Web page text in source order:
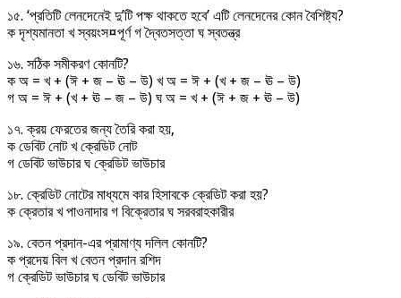
১৫. ‘প্রতিটি লেনদেনেই দু’টি পক্ষ থাকতে হবে’ এটি লেনদেনের কোন বৈশিষ্ট্য?
ক দৃশ্যমানতা খ স্বয়ংস¤পূর্ণ গ দ্বৈতসত্তা ঘ স্বতন্ত্র
১৬. সঠিক সমীকরণ কোনটি?
ক অ = খ + (ঈ + জ – ঊ – উ) খ অ = ঈ + (খ + জ – ঊ – উ)
গ অ = ঈ + (খ + ঊ – জ – উ) ঘ অ = খ + (ঈ + জ + ঊ – উ)
১৭. ক্রয় ফেরতের জন্য তৈরি করা হয়,
ক ডেবিট নোট খ ক্রেডিট নোট
গ ডেবিট ভাউচার ঘ ক্রেডিট ভাউচার
১৮. ক্রেডিট নোটের মাধ্যমে কার হিসাবকে ক্রেডিট করা হয়?
ক ক্রেতার খ পাওনাদার গ বিক্রেতার ঘ সরবরাহকারীর
১৯. বেতন প্রদান-এর প্রামাণ্য দলিল কোনটি?
ক প্রদেয় বিল খ বেতন প্রদান রশিদ
গ ক্রেডিট ভাউচার ঘ ডেবিট ভাউচার